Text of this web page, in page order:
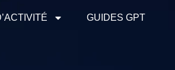
GUIDES GPT